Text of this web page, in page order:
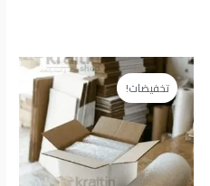
تخفيضات!
السعر
الأصلي
هو:
35.00EGP.
السعر
الحالي
هو:
25.00EGP.